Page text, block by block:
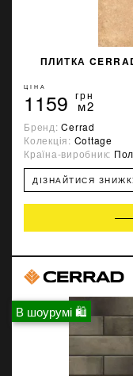
ПЛИТКА
ЦІНА
1159 грн
м2
Бренд:Cerrad
Колекція: Cottage
Країна-виробник:
ДІЗНАЙТИСЯ
В шоурумі 🛍